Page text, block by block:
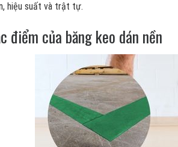
hiệu suất và trật tự.
điểm của băng keo dán nền